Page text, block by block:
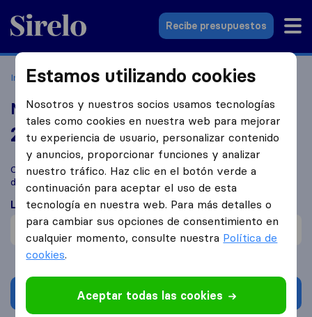
Sirelo.es
Recibe presupuestos
Inicio Empresas de mudanzas Madrid Mudanzas El Cid
Mudanzas El Cid
2,9 basado en
reseñas de Sirelo y Google
Compara Mudanzas El Cid con otrasempresas de mudanzas
de
Madrid
Lo que dicen los clientes
Reclamaciones de daños (1)
Solicita Presupuestos
Estamos utilizando cookies
Nosotros y nuestros socios usamos tecnologías
tales como cookies en nuestra web para mejorar
tu experiencia de usuario, personalizar contenido
y anuncios, proporcionar funciones y analizar
nuestro tráfico. Haz clic en el botón verde a
continuación para aceptar el uso de esta
tecnología en nuestra web. Para más detalles o
para cambiar sus opciones de consentimiento en
cualquier momento, consulte nuestra Política de
cookies.
Aceptar todas las cookies